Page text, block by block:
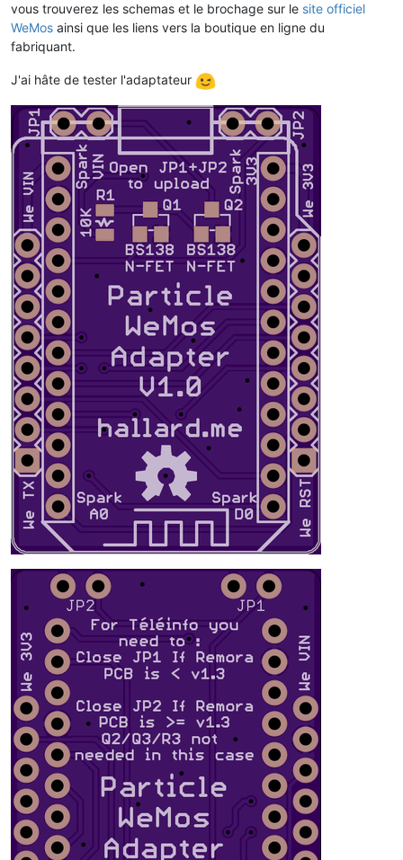
vous trouverez les schemas et le brochage sur le site officiel
WeMos ainsi que les liens vers la boutique en ligne du
fabriquant.
J'ai hâte de tester l'adaptateur